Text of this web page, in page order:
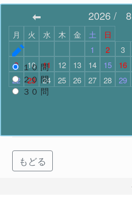
2026 / 8
月 火 水 木 金 土
日
1
2 3
9
10 11 12 13 14 15 16
22
23 24 25 26 27 28 29
スタート
で スタート
１０ 問
２０ 問
３０ 問
もどる